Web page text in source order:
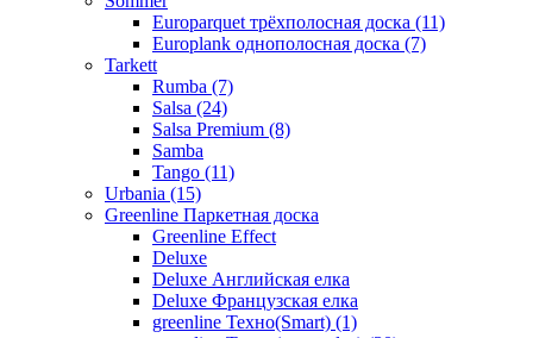
Europarquet трёхполосная доска (11)
Europlank однополосная доска (7)
Tarkett
Rumba (7)
Salsa (24)
Salsa Premium (8)
Samba
Tango (11)
Urbania (15)
Greenline Паркетная доска
Greenline Effect
Deluxe
Deluxe Английская елка
Deluxe Французская елка
greenline Техно(Smart) (1)